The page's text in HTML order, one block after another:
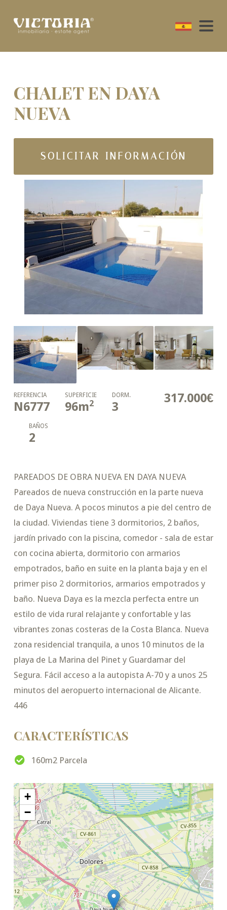
CHALET EN DAYA
NUEVA
SOLICITAR INFORMACIÓN
317.000€
REFERENCIA
N6777
SUPERFICIE
96m2
DORM.
3
BAÑOS
2
PAREADOS DE OBRA NUEVA EN DAYA NUEVA
Pareados de nueva construcción en la parte nueva
de Daya Nueva. A pocos minutos a pie del centro de
la ciudad. Viviendas tiene 3 dormitorios, 2 baños,
jardín privado con la piscina, comedor - sala de estar
con cocina abierta, dormitorio con armarios
empotrados, baño en suite en la planta baja y en el
primer piso 2 dormitorios, armarios empotrados y
baño. Nueva Daya es la mezcla perfecta entre un
estilo de vida rural relajante y confortable y las
vibrantes zonas costeras de la Costa Blanca. Nueva
zona residencial tranquila, a unos 10 minutos de la
playa de La Marina del Pinet y Guardamar del
Segura. Fácil acceso a la autopista A-70 y a unos 25
minutos del aeropuerto internacional de Alicante.
446
CARACTERÍSTICAS
160m2 Parcela
+
−